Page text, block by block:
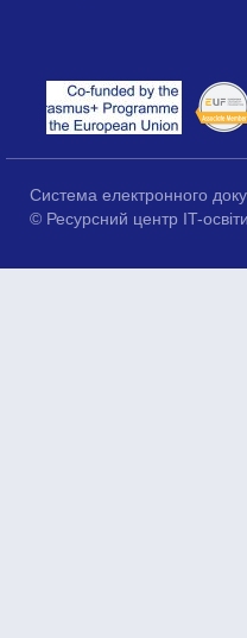
Система електронного
© Ресурсний центр IT-